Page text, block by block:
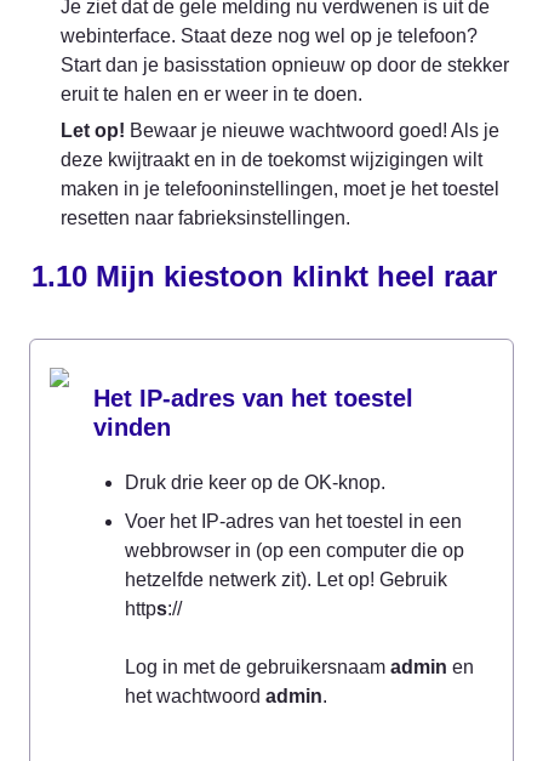
Je ziet dat de gele melding nu verdwenen is uit de
webinterface. Staat deze nog wel op je telefoon?
Start dan je basisstation opnieuw op door de stekker
eruit te halen en er weer in te doen.
Let op! Bewaar je nieuwe wachtwoord goed! Als je
deze kwijtraakt en in de toekomst wijzigingen wilt
maken in je telefooninstellingen, moet je het toestel
resetten naar fabrieksinstellingen.
1.10 Mijn kiestoon klinkt heel raar
Het IP-adres van het toestel
vinden
Druk drie keer op de OK-knop.
Voer het IP-adres van het toestel in een
webbrowser in (op een computer die op
hetzelfde netwerk zit). Let op! Gebruik
https://
Log in met de gebruikersnaam admin en
het wachtwoord admin